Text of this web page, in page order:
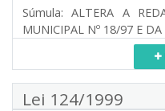
Súmula: ALTERA A
MUNICIPAL Nº 18/97 E DA
Lei 124/1999